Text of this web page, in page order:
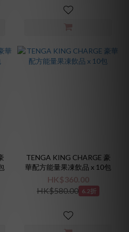
TENGA KING CHARGE 豪
華配方能量果凍飲品 x 10包
HK$360.00
HK$580.00 6.2折